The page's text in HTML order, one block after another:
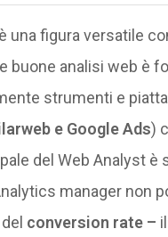
una figura versatile
buone analisi web è
strumenti e
e Google Ads)
del Web Analyst è
manager non
conversion rate –